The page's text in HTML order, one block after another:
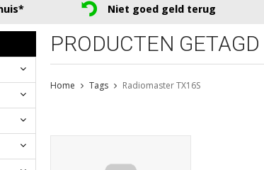
Niet goed geld terug
PRODUCTEN
Home Tags Radiomaster TX16S